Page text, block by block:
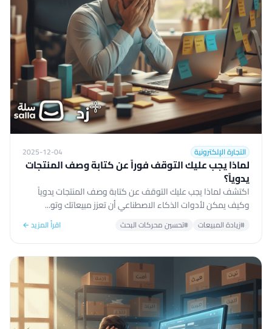
التجارة الإلكترونية 2025-12-04
لماذا يجب عليك التوقف فوراً عن كتابة وصف المنتجات
يدوياً؟
اكتشف لماذا يجب عليك التوقف عن كتابة وصف المنتجات يدوياً
وكيف يمكن لأدوات الذكاء الاصطناعي أن تعزز مبيعاتك وتو...
#زيادة المبيعات #تحسين محركات البحث اقرأ المزيد ←